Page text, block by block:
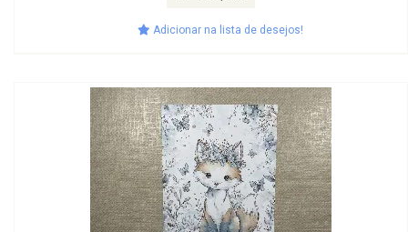
Adicionar na lista de desejos!